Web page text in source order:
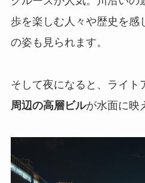
歩を楽しむ人々や歴史を感
の姿も見られます。
そして夜になると、ライト
周辺の高層ビルが水面に映